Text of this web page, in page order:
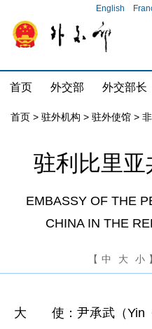
English
首页 外交部 外交部长
首页 > 驻外机构 > 驻外使馆 >
驻利比里
EMBASSY OF THE
CHINA IN THE
【 中 大 小 】
大 使：尹承武（Yin